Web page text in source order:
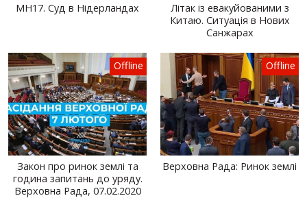
MH17. Суд в Нідерландах
Літак із евакуйованими з
Китаю. Ситуація в Нових
Санжарах
Offline
Закон про ринок землі та
година запитань до уряду.
Верховна Рада, 07.02.2020
Offline
Верховна Рада: Ринок землі